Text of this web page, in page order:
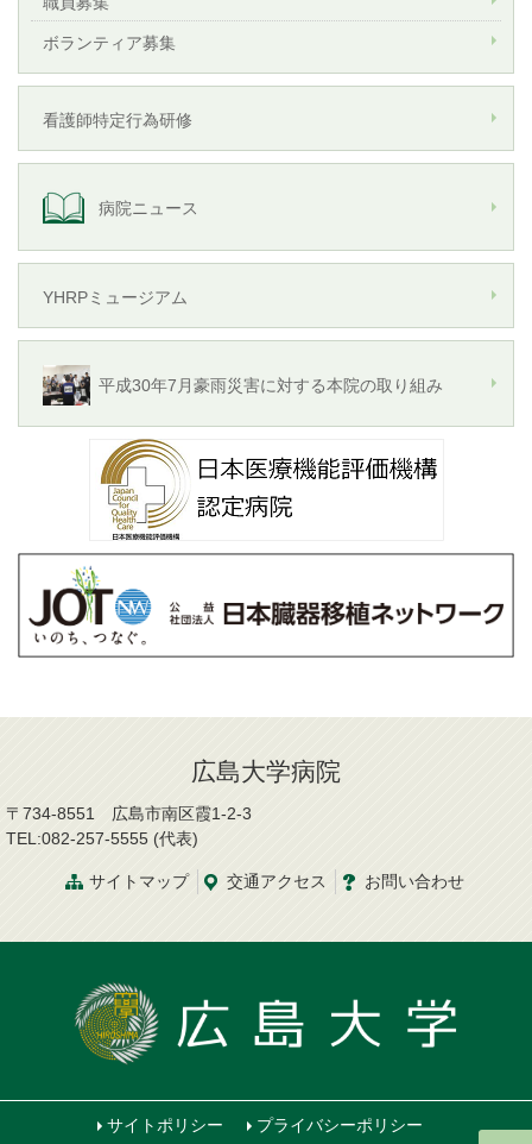
ボランティア募集
看護師特定行為研修
病院ニュース
YHRPミュージアム
平成30年7月豪雨災害に対する本院の取り組み
広島大学病院
〒734-8551 広島市南区霞1-2-3
TEL:082-257-5555 (代表)
サイトマップ 交通アクセス お問い合わせ
サイトポリシー プライバシーポリシー